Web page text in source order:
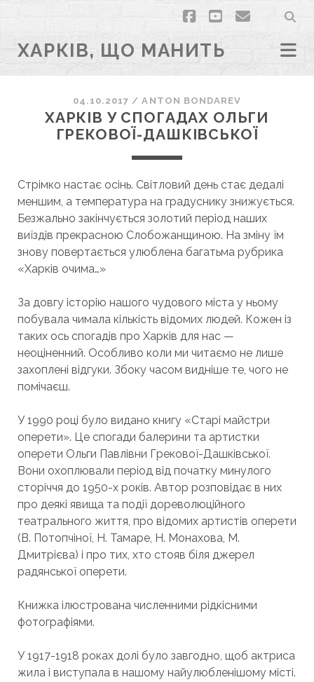
facebook
youtubeemail
ХАРКІВ, ЩО МАНИТЬ
04.10.2017 /ANTON BONDAREV
ХАРКІВ У СПОГАДАХ ОЛЬГИ
ГРЕКОВОЇ-ДАШКІВСЬКОЇ
Стрімко настає осінь. Світловий день стає дедалі
меншим, а температура на градуснику знижується.
Безжально закінчується золотий період наших
виїздів прекрасною Слобожанщиною. На зміну їм
знову повертається улюблена багатьма рубрика
«Харків очима…»
За довгу історію нашого чудового міста у ньому
побувала чимала кількість відомих людей. Кожен із
таких ось спогадів про Харків для нас —
неоціненний. Особливо коли ми читаємо не лише
захоплені відгуки. Збоку часом видніше те, чого не
помічаєш.
У 1990 році було видано книгу «Старі майстри
оперети». Це спогади балерини та артистки
оперети Ольги Павлівни Грекової-Дашківської.
Вони охоплювали період від початку минулого
сторіччя до 1950-х років. Автор розповідає в них
про деякі явища та події дореволюційного
театрального життя, про відомих артистів оперети
(В. Потопчіної, Н. Тамаре, Н. Монахова, М.
Дмитрієва) і про тих, хто стояв біля джерел
радянської оперети.
Книжка ілюстрована численними рідкісними
фотографіями.
У 1917-1918 роках долі було завгодно, щоб актриса
жила і виступала в нашому найулюбленішому місті.